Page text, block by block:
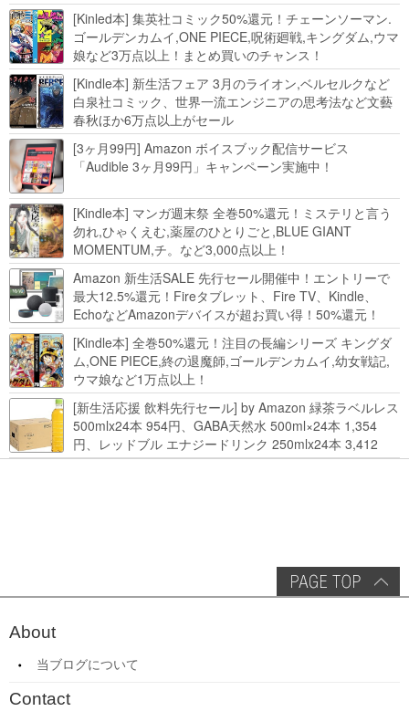
[Kinled本] 集英社コミック50%還元！チェーンソーマン.
ゴールデンカムイ,ONE PIECE,呪術廻戦,キングダム,ウマ
娘など3万点以上！まとめ買いのチャンス！
[Kindle本] 新生活フェア 3月のライオン,ベルセルクなど
白泉社コミック、世界一流エンジニアの思考法など文藝
春秋ほか6万点以上がセール
[3ヶ月99円] Amazon ボイスブック配信サービス
「Audible 3ヶ月99円」キャンペーン実施中！
[Kindle本] マンガ週末祭 全巻50%還元！ミステリと言う
勿れ,ひゃくえむ,薬屋のひとりごと,BLUE GIANT
MOMENTUM,チ。など3,000点以上！
Amazon 新生活SALE 先行セール開催中！エントリーで
最大12.5%還元！Fireタブレット、Fire TV、Kindle、
EchoなどAmazonデバイスが超お買い得！50%還元！
Kindle本 新生活フェアなど！
[Kindle本] 全巻50%還元！注目の長編シリーズ キングダ
ム,ONE PIECE,終の退魔師,ゴールデンカムイ,幼女戦記,
ウマ娘など1万点以上！
[新生活応援 飲料先行セール] by Amazon 緑茶ラベルレス
500mlx24本 954円、GABA天然水 500ml×24本 1,354
円、レッドブル エナジードリンク 250mlx24本 3,412
円、い･ろ･は･す 2L×8本 846円など飲料セール
About
当ブログについて
Contact